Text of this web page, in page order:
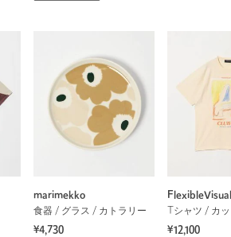
marimekko
食器 / グラス / カトラリー
¥4,730
Tシャツ / カ
¥12,100